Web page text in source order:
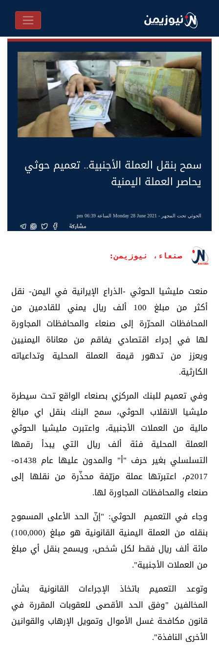
سمح بنقل العملة الأجنبية.. تعميم حوثي
يحاصر العملة اليمنية
الحوثي تحت المجهر - Monday 28 June 2021 الساعة 06:39 pm
مشاركة
صنعاء، نيوزيمن:
منعت مليشيا الحوثي -الذراع الإيرانية في اليمن- نقل
أكثر من مبلغ 100 ألف ريال يمني للقادمين من
المحافظات المحرّرة إلى صنعاء والمحافظات المجاورة
لها في إجراء اقتصادي يفاقم من معاناة اليمنيين
ويعزز من تدهور قيمة العملة المحلية وتداعياته
الكارثية.
وفي تعميم للبنك المركزي بصنعاء الواقع تحت سيطرة
مليشيا الانقلاب الحوثي، سمح البنك بنقل اي مبالغ
مالية من العملات الأجنبية، واعتبرت مليشيا الحوثي
العملة المحلية فئة ألف ريال التي يبدأ رقمها
التسلسلي بغير حرف "أ" والمدون عليها عام 1438ه-
2017م، اعتبرتها عملة مزيّفة محذّرة من نقلها إلى
صنعاء والمحافظات المجاورة لها.
وجاء في التعميم الحوثي: "إنّ الحد الأعلى المسموح
بنقله من العملة اليمنية القانونية هو مبلغ (100,000)
مائة ألف ريال فقط لكل شخص، ويسمح بنقل أي مبلغ
من العملات الأجنبية".
وتوعد التعميم باتخاذ الإجراءات القانونية بشأن
المخالفين "وفق الحد الأقصى للعقوبات المقررة في
قانون مكافحة غسل الأموال وتمويل الإرهاب والقوانين
الأخرى النافذة".